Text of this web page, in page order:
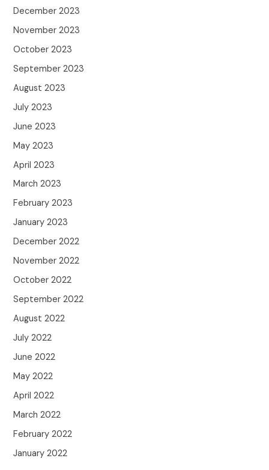
December 2023
November 2023
October 2023
September 2023
August 2023
July 2023
June 2023
May 2023
April 2023
March 2023
February 2023
January 2023
December 2022
November 2022
October 2022
September 2022
August 2022
July 2022
June 2022
May 2022
April 2022
March 2022
February 2022
January 2022